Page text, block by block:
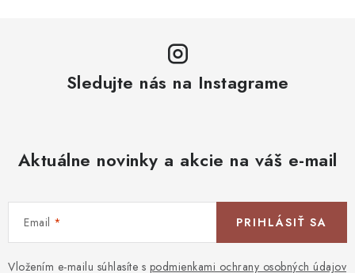
Sledujte nás na Instagrame
Aktuálne novinky a akcie na váš e-mail
Email
Vložením e-mailu súhlasíte s podmienkami ochrany osobných údajov
PRIHLÁSIŤ SA